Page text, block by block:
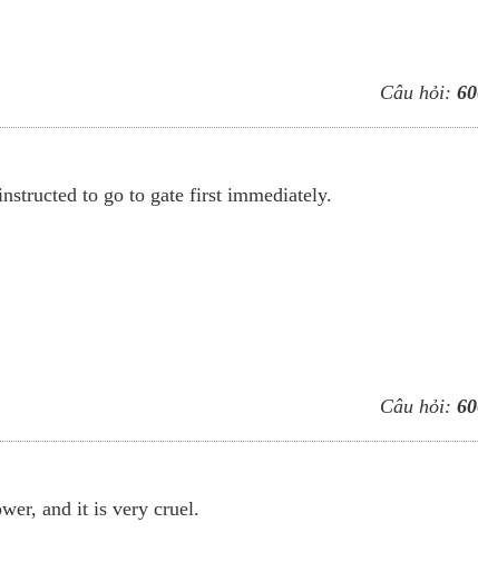
Câu hỏi:
to go to gate first immediately.
Câu hỏi:
and it is very cruel.